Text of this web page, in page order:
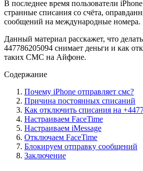
В последнее время пользователи
странные списания со счёта,
сообщений на международные номера.
Данный материал расскажет, что
447786205094 снимает деньги и как
таких СМС на Айфоне.
Содержание
Почему iPhone отправляет смс?
Причина постоянных списаний
Как отключить списания на
Настраиваем FaceTime
Настраиваем iMessage
Отключаем FaceTime
Блокируем отправку сообщений
Заключение